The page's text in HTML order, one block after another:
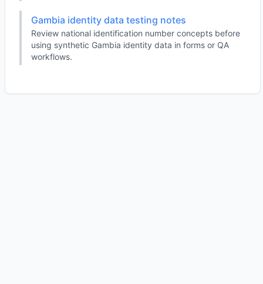
Gambia identity data testing notes
Review national identification number concepts before
using synthetic Gambia identity data in forms or QA
workflows.